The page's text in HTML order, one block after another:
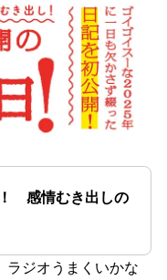
！ 感情むき出しの
ラジオうまくいかな